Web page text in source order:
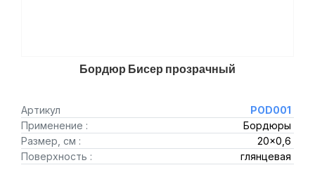
Бордюр Бисер прозрачный
Артикул
POD001
Применение :
Бордюры
Размер, см :
20x0,6
Поверхность :
глянцевая